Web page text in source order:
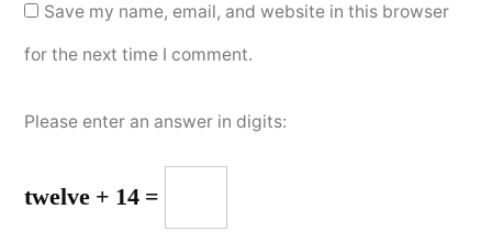
Save my name, email, and website in this browser
for the next time I comment.
Please enter an answer in digits:
twelve + 14 =